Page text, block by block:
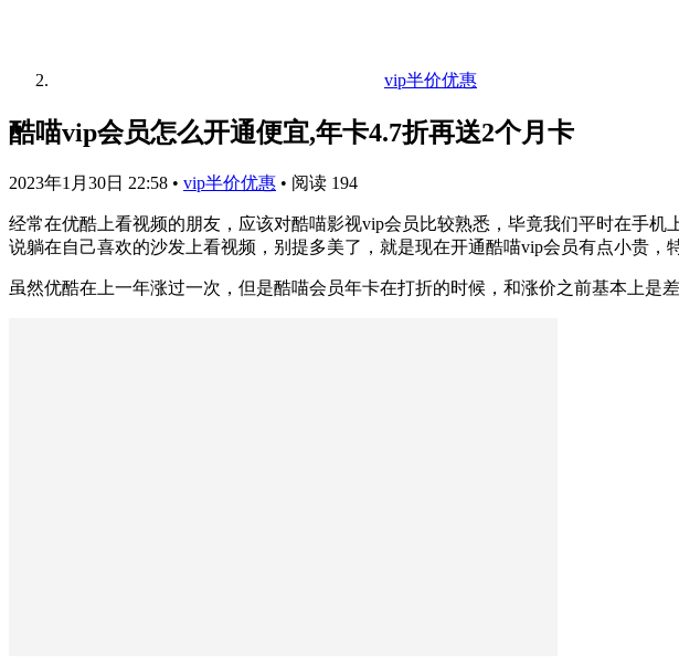
vip半价优惠
酷喵vip会员怎么开通便宜,年卡4.7折再送2个月卡
2023年1月30日 22:58 • vip半价优惠 • 阅读 194
经常在优酷上看视频的朋友，应该对酷喵影视vip会员比较熟悉，毕竟我们平时在手
说躺在自己喜欢的沙发上看视频，别提多美了，就是现在开通酷喵vip会员有点小贵
虽然优酷在上一年涨过一次，但是酷喵会员年卡在打折的时候，和涨价之前基本上是